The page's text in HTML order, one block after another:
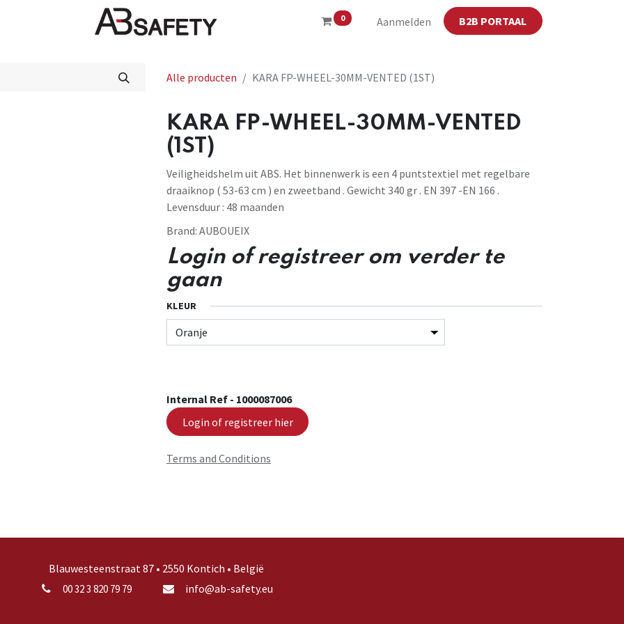
0 Aanmelden B2B PORTAAL
Winkel CE
Alle producten KARA FP-WHEEL-30MM-VENTED (1ST)
KARA FP-WHEEL-30MM-VENTED
(1ST)
Veiligheidshelm uit ABS. Het binnenwerk is een 4 puntstextiel met regelbare
draaiknop ( 53-63 cm ) en zweetband . Gewicht 340 gr . EN 397 -EN 166 .
Levensduur : 48 maanden
Brand: AUBOUEIX
Login of registreer om verder te
gaan
KLEUR
Internal Ref - 1000087006
Login of registreer hier
Terms and Conditions
Blauwesteenstraat 87 • 2550 Kontich • België
00 32 3 820 79 79 info@ab-safety.eu